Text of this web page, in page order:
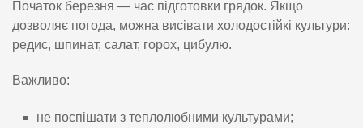
Початок березня — час підготовки грядок. Якщо
дозволяє погода, можна висівати холодостійкі культури:
редис, шпинат, салат, горох, цибулю.
Важливо:
не поспішати з теплолюбними культурами;